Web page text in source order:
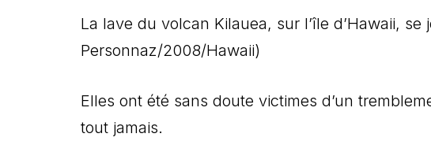
La lave du volcan Kilauea, sur l’île d’Hawaii, se
Personnaz/2008/Hawaii)
Elles ont été sans doute victimes d’un
tout jamais.